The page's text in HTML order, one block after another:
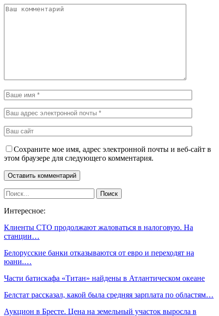
Сохраните мое имя, адрес электронной почты и веб-сайт в
этом браузере для следующего комментария.
Интересное:
Клиенты СТО продолжают жаловаться в налоговую. На
станции…
Белорусские банки отказываются от евро и переходят на
юани.…
Части батискафа «Титан» найдены в Атлантическом океане
Белстат рассказал, какой была средняя зарплата по областям…
Аукцион в Бресте. Цена на земельный участок выросла в